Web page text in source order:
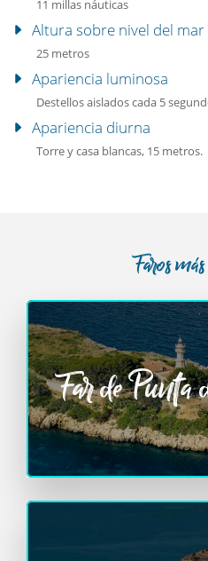
11 millas náuticas
Altura sobre nivel del mar
25 metros
Apariencia luminosa
Destellos aislados cada 5
Apariencia diurna
Torre y casa blancas, 15 metros.
Faros
Far de Punta